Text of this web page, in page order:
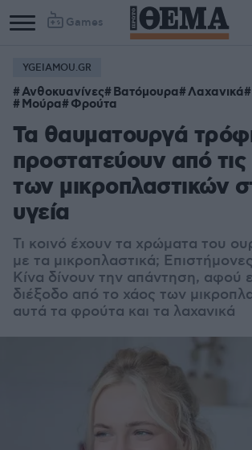
Games
YGEIAMOU.GR
Ανθοκυανίνες Βατόμουρα Λαχανικά
Μούρα Φρούτα
Τα θαυματουργά
προστατεύουν από
των μικροπλαστικών
υγεία
Τι κοινό έχουν τα χρώματα του
με τα μικροπλαστικά;
Κίνα δίνουν την απάντηση, αφού
διέξοδο από το χάος των
αυτά τα φρούτα και τα λαχανικά